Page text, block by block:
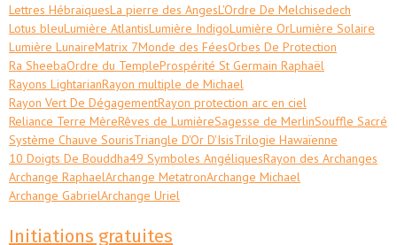
Lettres HébraiquesLa pierre des AngesL'Ordre De Melchisedech
Lotus bleuLumière AtlantisLumière IndigoLumière OrLumière Solaire
Lumière LunaireMatrix 7Monde des FéesOrbes De Protection
Ra SheebaOrdre du TempleProspérité St Germain Raphaël
Rayons LightarianRayon multiple de Michael
Rayon Vert De DégagementRayon protection arc en ciel
Reliance Terre MèreRêves de LumièreSagesse de MerlinSouffle Sacré
Système Chauve SourisTriangle D'Or D'IsisTrilogie Hawaïenne
10 Doigts De Bouddha49 Symboles AngéliquesRayon des Archanges
Archange RaphaelArchange MetatronArchange Michael
Archange GabrielArchange Uriel
Initiations gratuites